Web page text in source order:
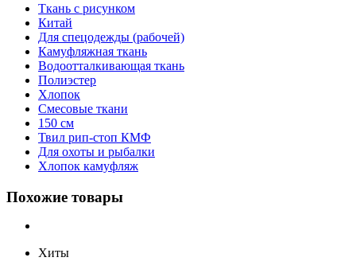
Ткань с рисунком
Китай
Для спецодежды (рабочей)
Камуфляжная ткань
Водоотталкивающая ткань
Полиэстер
Хлопок
Смесовые ткани
150 см
Твил рип-стоп КМФ
Для охоты и рыбалки
Хлопок камуфляж
Похожие товары
Хиты